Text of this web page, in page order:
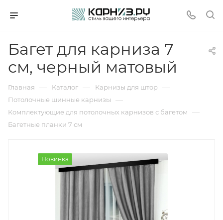
Багет для карниза 7
см, черный матовый
Главная — Каталог — Карнизы для штор —
Потолочные шинные карнизы —
Комплектующие для потолочных карнизов с багетом —
Багетные планки 7 см
Новинка